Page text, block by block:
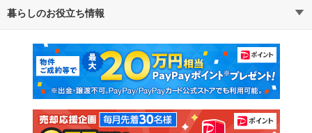
通勤・通学時間から探す
不動産・住宅
新築マンション 中古マンション
新築一戸建て 中古一戸建て
注文住宅 土地
暮らしのお役立ち情報
マンションカタログ 教えて！住まいの先生